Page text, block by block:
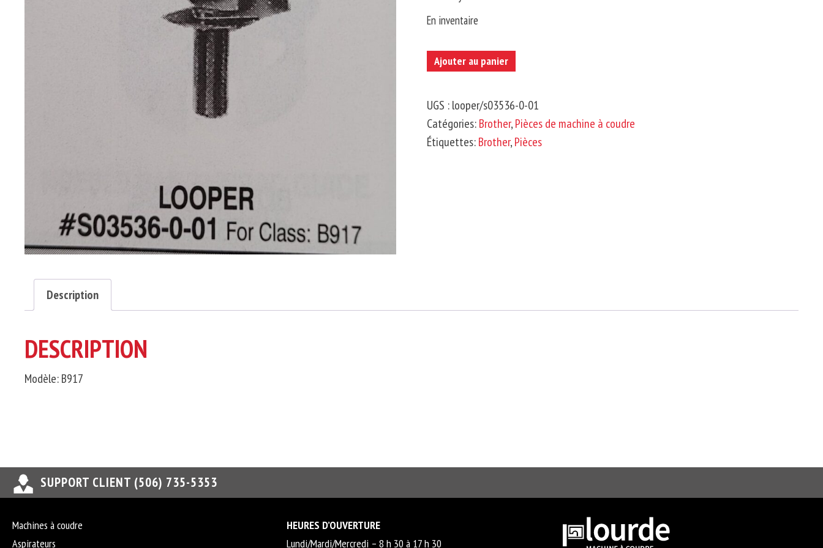
En inventaire
quantité
Boucleur
Ajouter au panier
UGS :looper/s03536-0-01
Catégories:Brother,Pièces de machine à coudre
Étiquettes:Brother,Pièces
Description
DESCRIPTION
Modèle: B917
SUPPORT CLIENT (506) 735-5353
Machines à coudre
Aspirateurs
HEURES D’OUVERTURE
Lundi/Mardi/Mercredi – 8 h 30 à 17 h 30